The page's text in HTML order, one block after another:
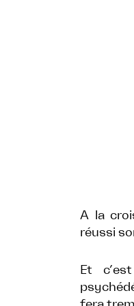
A la
réussi
Et